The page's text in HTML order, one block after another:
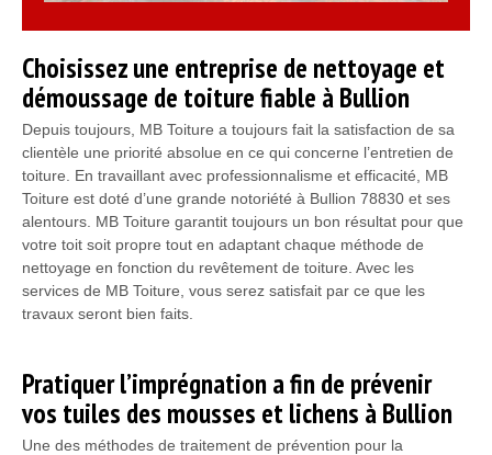
Choisissez une entreprise de nettoyage et
démoussage de toiture fiable à Bullion
Depuis toujours, MB Toiture a toujours fait la satisfaction de sa
clientèle une priorité absolue en ce qui concerne l’entretien de
toiture. En travaillant avec professionnalisme et efficacité, MB
Toiture est doté d’une grande notoriété à Bullion 78830 et ses
alentours. MB Toiture garantit toujours un bon résultat pour que
votre toit soit propre tout en adaptant chaque méthode de
nettoyage en fonction du revêtement de toiture. Avec les
services de MB Toiture, vous serez satisfait par ce que les
travaux seront bien faits.
Pratiquer l’imprégnation a fin de prévenir
vos tuiles des mousses et lichens à Bullion
Une des méthodes de traitement de prévention pour la